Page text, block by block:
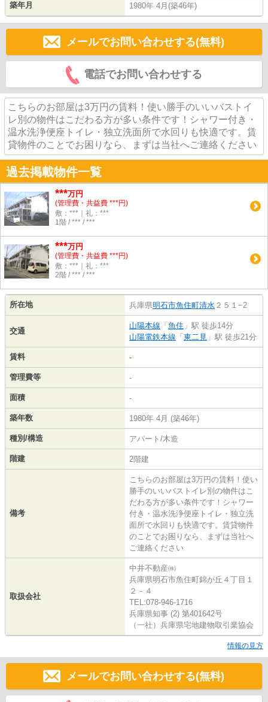
築年月 1980年 4月(築46年)
メールでお問い合わせする(無料)
電話でお問い合わせする
こちらのお部屋は3万円の賃料！使い勝手のいいバストイ
レ別の物件はこだわる方が多い条件です！シャワー付き・
温水洗浄便座トイレ・独立洗面所で水回りも快適です。賃
貸物件のことでお困りなら、まずは当社へご連絡ください
過去掲載物件一覧
***万円
(管理費・共益費 ***円)
敷：***｜礼：***
1階 / *** / ***
***万円
(管理費・共益費 ***円)
敷：***｜礼：***
2階 / *** / ***
所在地 兵庫県明石市魚住町清水 ２５１−2
交通
山陽本線 「 魚住 」駅 徒歩14分
山陽電鉄本線 「 東二見 」駅 徒歩21分
賃料 -
管理費等 -
面積 -
築年数 1980年 4月 (築46年)
種別/構造 アパート/木造
階建 2階建
備考
こちらのお部屋は3万円の賃料！使い
勝手のいいバストイレ別の物件はこ
だわる方が多い条件です！シャワー
付き・温水洗浄便座トイレ・独立洗
面所で水回りも快適です。賃貸物件
のことでお困りなら、まずは当社へ
ご連絡ください
取扱会社
中井不動産㈱
兵庫県明石市魚住町錦が丘４丁目１
２－４
TEL:078-946-1716
兵庫県知事 (2) 第401642号
（一社）兵庫県宅地建物取引業協会
情報の見方
メールでお問い合わせする(無料)